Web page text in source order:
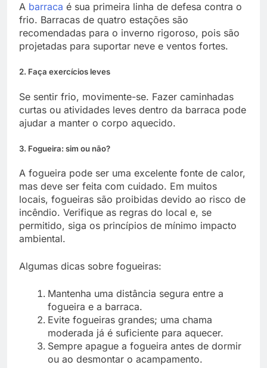
A barraca é sua primeira linha de defesa contra o
frio. Barracas de quatro estações são
recomendadas para o inverno rigoroso, pois são
projetadas para suportar neve e ventos fortes.
2. Faça exercícios leves
Se sentir frio, movimente-se. Fazer caminhadas
curtas ou atividades leves dentro da barraca pode
ajudar a manter o corpo aquecido.
3. Fogueira: sim ou não?
A fogueira pode ser uma excelente fonte de calor,
mas deve ser feita com cuidado. Em muitos
locais, fogueiras são proibidas devido ao risco de
incêndio. Verifique as regras do local e, se
permitido, siga os princípios de mínimo impacto
ambiental.
Algumas dicas sobre fogueiras:
Mantenha uma distância segura entre a
fogueira e a barraca.
Evite fogueiras grandes; uma chama
moderada já é suficiente para aquecer.
Sempre apague a fogueira antes de dormir
ou ao desmontar o acampamento.